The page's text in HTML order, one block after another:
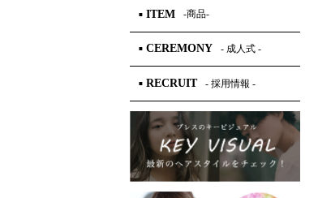
■ ITEM -商品-
■ CEREMONY - 成人式 -
■ RECRUIT - 採用情報 -